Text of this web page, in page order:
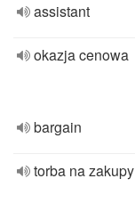
assistant
okazja cenowa
bargain
torba na zakupy